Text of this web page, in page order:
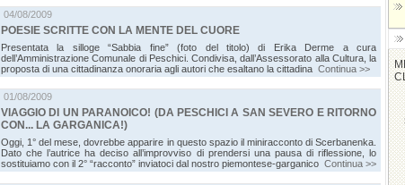
04/08/2009
POESIE SCRITTE CON LA MENTE DEL CUORE
Presentata la silloge “Sabbia fine” (foto del titolo) di Erika Derme a cura
dell’Amministrazione Comunale di Peschici. Condivisa, dall’Assessorato alla Cultura, la
proposta di una cittadinanza onoraria agli autori che esaltano la cittadina Continua >>
01/08/2009
VIAGGIO DI UN PARANOICO! (DA PESCHICI A SAN SEVERO E RITORNO
CON... LA GARGANICA!)
Oggi, 1° del mese, dovrebbe apparire in questo spazio il miniracconto di Scerbanenka.
Dato che l’autrice ha deciso all’improvviso di prendersi una pausa di riflessione, lo
sostituiamo con il 2° “racconto” inviatoci dal nostro piemontese-garganico Continua >>